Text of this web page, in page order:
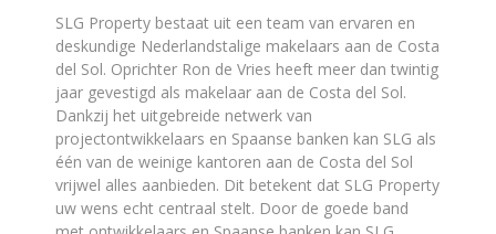
SLG Property bestaat uit een team van ervaren en
deskundige Nederlandstalige makelaars aan de Costa
del Sol. Oprichter Ron de Vries heeft meer dan twintig
jaar gevestigd als makelaar aan de Costa del Sol.
Dankzij het uitgebreide netwerk van
projectontwikkelaars en Spaanse banken kan SLG als
één van de weinige kantoren aan de Costa del Sol
vrijwel alles aanbieden. Dit betekent dat SLG Property
uw wens echt centraal stelt. Door de goede band